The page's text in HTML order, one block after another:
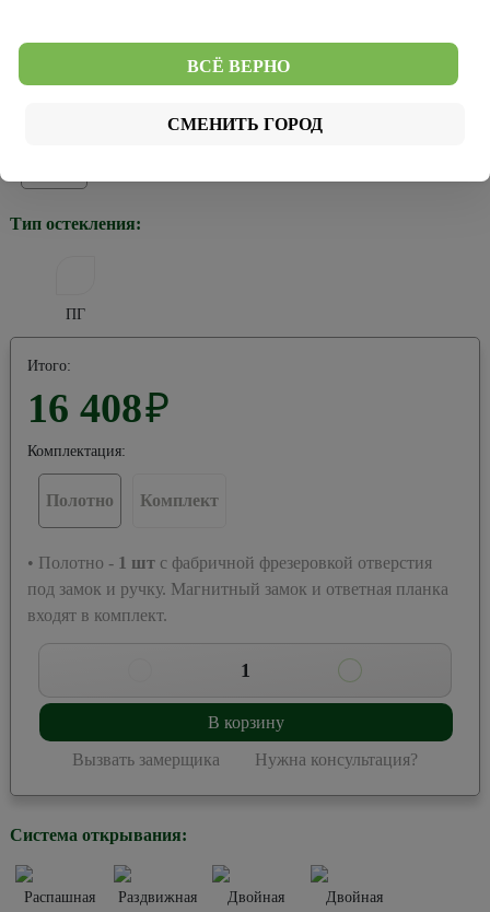
Мы можем выкрасить двери в любой из 2266 цветов палитр RAL
Тип остекления:
ПГ
Итого:
16 408₽
Комплектация:
Полотно Комплект
• Полотно - 1 шт с фабричной фрезеровкой отверстия
под замок и ручку. Магнитный замок и ответная планка
входят в комплект.
1
В корзину
Вызвать замерщика Нужна консультация?
Система открывания:
Распашная Раздвижная
Двойная
Двойная
ВСЁ ВЕРНО
СМЕНИТЬ ГОРОД